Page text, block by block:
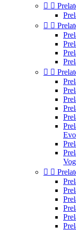
 
 
 
 